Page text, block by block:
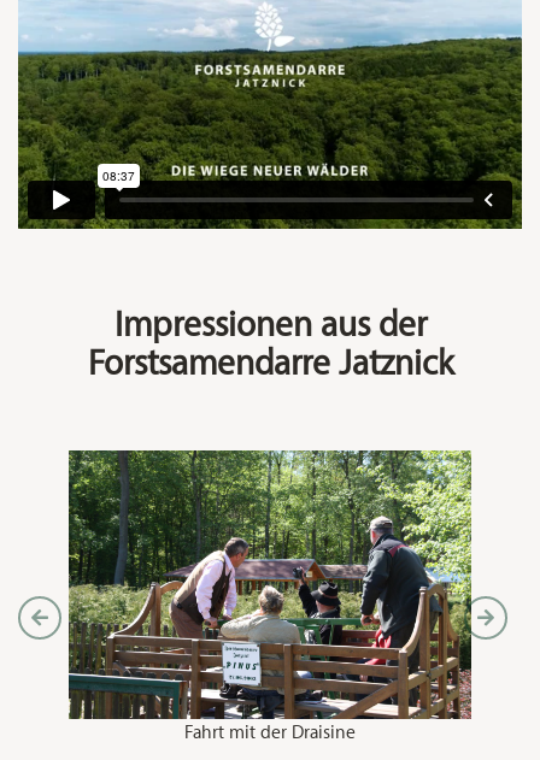
Impressionen aus der
Forstsamendarre Jatznick
Vorheriges Bild anzeigen
Fahrt mit der Draisine